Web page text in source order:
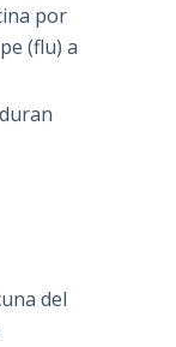
por
(flu) a
del